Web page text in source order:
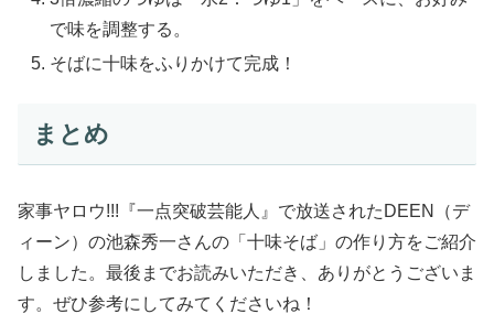
で味を調整する。
そばに十味をふりかけて完成！
まとめ
家事ヤロウ!!!『一点突破芸能人』で放送されたDEEN（デ
ィーン）の池森秀一さんの「十味そば」の作り方をご紹介
しました。最後までお読みいただき、ありがとうございま
す。ぜひ参考にしてみてくださいね！